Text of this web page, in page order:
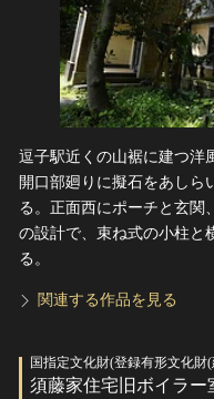
文化遺産データベース
国指定文化財等データベー
逗子駅近くの山裾に建つ洋
開口部廻りに擬石をあしら
る。正面西にポーチと玄関
の設計で、束ね式の小柱と
る。
関連する作品を見る
国指定文化財(登録有形文化財
須藤家住宅旧ボイラー